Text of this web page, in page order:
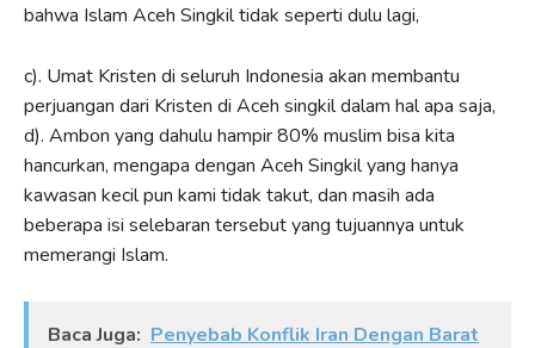
bahwa Islam Aceh Singkil tidak seperti dulu lagi,
c). Umat Kristen di seluruh Indonesia akan membantu
perjuangan dari Kristen di Aceh singkil dalam hal apa saja,
d). Ambon yang dahulu hampir 80% muslim bisa kita
hancurkan, mengapa dengan Aceh Singkil yang hanya
kawasan kecil pun kami tidak takut, dan masih ada
beberapa isi selebaran tersebut yang tujuannya untuk
memerangi Islam.
Baca Juga: Penyebab Konflik Iran Dengan Barat